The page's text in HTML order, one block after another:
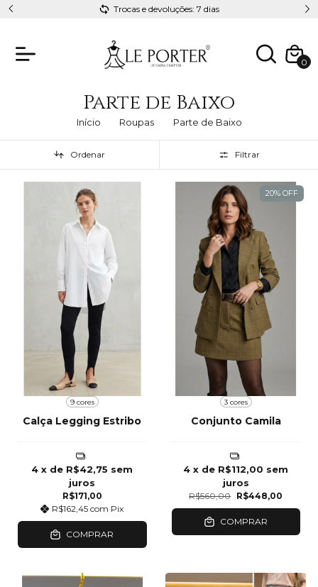
Trocas e devoluções: 7 dias Esteja
0
Parte de Baixo
Início Roupas Parte de Baixo
Ordenar Filtrar
9 cores
Calça Legging Estribo
R$171,00
R$162,45com Pix
4 x de R$42,75 sem
juros
COMPRAR
20% OFF
3 cores
Conjunto Camila
R$560,00 R$448,00
4 x de R$112,00 sem
juros
COMPRAR